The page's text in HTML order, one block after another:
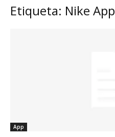
Etiqueta: Nike App
App